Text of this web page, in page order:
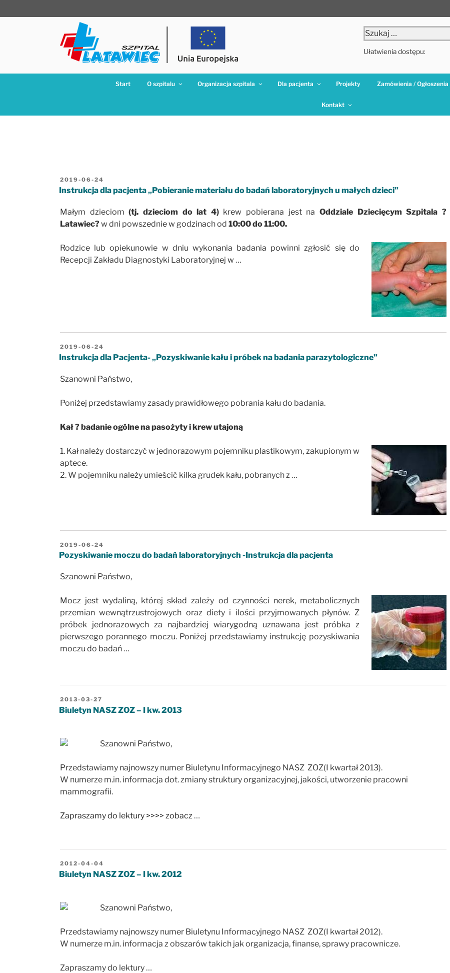
do
Szukaj:
Ułatwienia dostępu:
Start O szpitalu Organizacja szpitala Dla pacjenta Projekty Zamówienia / Ogłoszenia
Kontakt
OPUBLIKOWANE
W
2019-06-24
Instrukcja dla pacjenta „Pobieranie materiału do badań laboratoryjnych u małych dzieci”
Małym dzieciom(tj. dzieciom do lat 4)krew pobierana jest na Oddziale Dziecięcym Szpitala ?
Latawiec?w dni powszednie w godzinach od 10:00 do 11:00.
Rodzice lub opiekunowie w dniu wykonania badania powinni zgłosić się do
Recepcji Zakładu Diagnostyki Laboratoryjnej w …
OPUBLIKOWANE
W
2019-06-24
Instrukcja dla Pacjenta- „Pozyskiwanie kału i próbek na badania parazytologiczne”
Szanowni Państwo,
Poniżej przedstawiamy zasady prawidłowego pobrania kału do badania.
Kał ? badanie ogólne na pasożyty i krew utajoną
1. Kał należy dostarczyć w jednorazowym pojemniku plastikowym, zakupionym w
aptece.
2. W pojemniku należy umieścić kilka grudek kału, pobranych z …
OPUBLIKOWANE
W
2019-06-24
Pozyskiwanie moczu do badań laboratoryjnych -Instrukcja dla pacjenta
Szanowni Państwo,
Mocz jest wydaliną, której skład zależy od czynności nerek, metabolicznych
przemian wewnątrzustrojowych oraz diety i ilości przyjmowanych płynów. Z
próbek jednorazowych za najbardziej wiarygodną uznawana jest próbka z
pierwszego porannego moczu. Poniżej przedstawiamy instrukcję pozyskiwania
moczu do badań …
OPUBLIKOWANE
W
2013-03-27
Biuletyn NASZ ZOZ – I kw. 2013
Szanowni Państwo,
Przedstawiamy najnowszy numer Biuletynu Informacyjnego NASZ ZOZ(I kwartał 2013).
W numerze m.in. informacja dot. zmiany struktury organizacyjnej, jakości, utworzenie pracowni
mammografii.
Zapraszamy do lektury >>>> zobacz…
OPUBLIKOWANE
W
2012-04-04
Biuletyn NASZ ZOZ – I kw. 2012
Szanowni Państwo,
Przedstawiamy najnowszy numer Biuletynu Informacyjnego NASZ ZOZ(I kwartał 2012).
W numerze m.in. informacja z obszarów takich jak organizacja, finanse, sprawy pracownicze.
Zapraszamy do lektury …